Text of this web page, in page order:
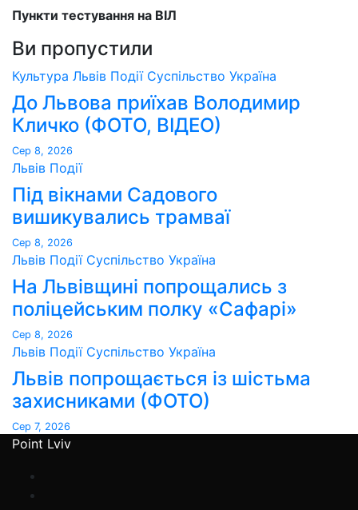
Пункти тестування на ВІЛ
Ви пропустили
Культура Львів Події Суспільство Україна
До Львова приїхав Володимир
Кличко (ФОТО, ВІДЕО)
Сер 8, 2026
Львів Події
Під вікнами Садового
вишикувались трамваї
Сер 8, 2026
Львів Події Суспільство Україна
На Львівщині попрощались з
поліцейським полку «Сафарі»
Сер 8, 2026
Львів Події Суспільство Україна
Львів попрощається із шістьма
захисниками (ФОТО)
Сер 7, 2026
Point Lviv